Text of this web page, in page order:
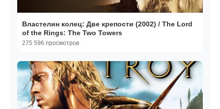
Властелин колец: Две крепости (2002) / The Lord
of the Rings: The Two Towers
275 596 просмотров